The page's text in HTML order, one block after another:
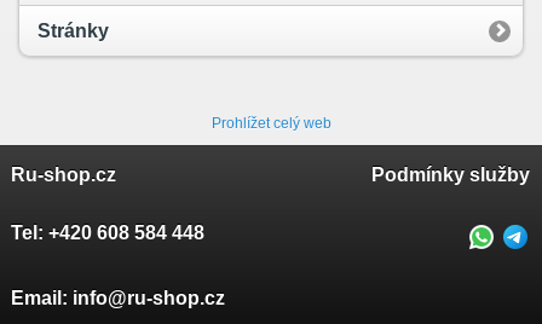
Stránky
Prohlížet celý web
Ru-shop.cz Podmínky služby
Tel: +420 608 584 448
Email: info@ru-shop.cz